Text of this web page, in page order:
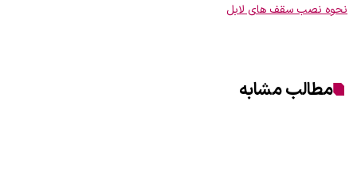
نحوه نصب سقف های لابل
مطالب مشابه